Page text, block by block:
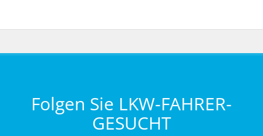
Folgen Sie LKW-FAHRER-
GESUCHT